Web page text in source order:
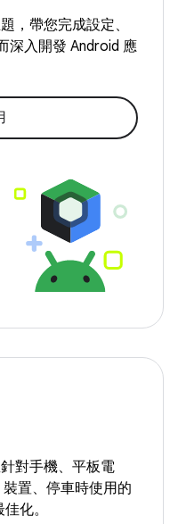
，帶您完成設定、
深入開發 Android 應
對手機、平板電
置、停車時使用的
化。